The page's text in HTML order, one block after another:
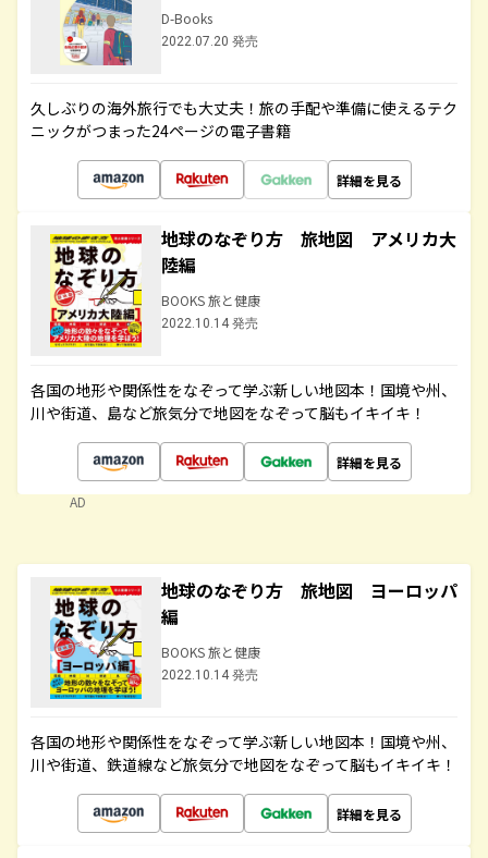
D-Books
2022.07.20 発売
久しぶりの海外旅行でも大丈夫！旅の手配や準備に使えるテク
ニックがつまった24ページの電子書籍
詳細を見る
地球のなぞり方 旅地図 アメリカ大
陸編
BOOKS 旅と健康
2022.10.14 発売
各国の地形や関係性をなぞって学ぶ新しい地図本！国境や州、
川や街道、島など旅気分で地図をなぞって脳もイキイキ！
詳細を見る
AD
地球のなぞり方 旅地図 ヨーロッパ
編
BOOKS 旅と健康
2022.10.14 発売
各国の地形や関係性をなぞって学ぶ新しい地図本！国境や州、
川や街道、鉄道線など旅気分で地図をなぞって脳もイキイキ！
詳細を見る